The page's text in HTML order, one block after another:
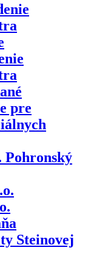
pre
Pohronský
Steinovej